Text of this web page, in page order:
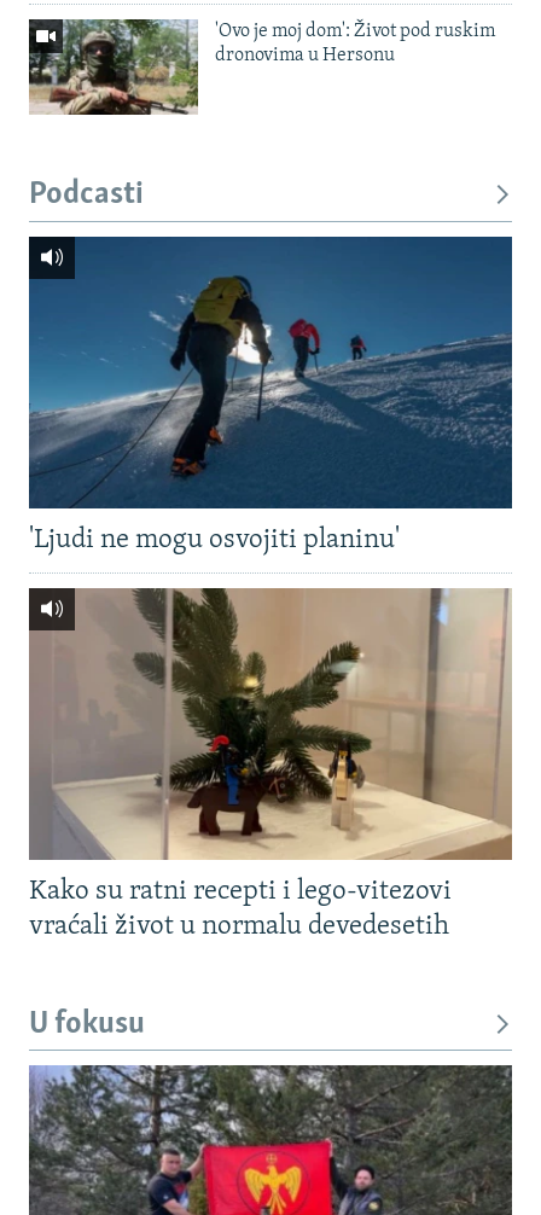
'Ovo je moj dom': Život pod ruskim
dronovima u Hersonu
Podcasti
'Ljudi ne mogu osvojiti planinu'
Kako su ratni recepti i lego-vitezovi
vraćali život u normalu devedesetih
U fokusu